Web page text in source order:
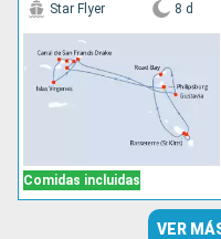
Comidas incluidas
Star Flyer 8 d
VER